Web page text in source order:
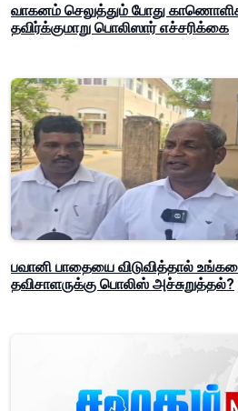
வாகனம் செலுத்தும் போது
தவிர்க்குமாறு பொலிஸார் எச்சரிக்கை
பவானி பாதையை விடுவித்தால்
தவிசாளருக்கு பொலிஸ் அச்சுறுத்தல்?